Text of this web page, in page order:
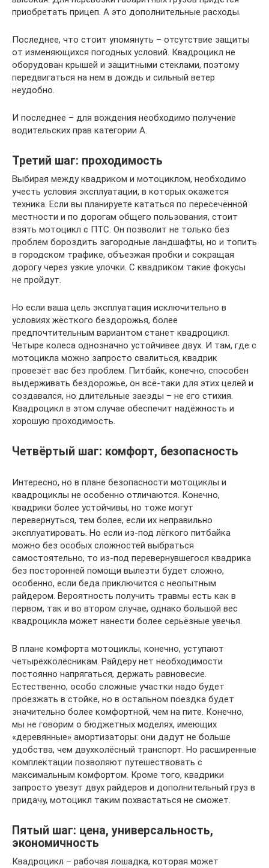
приобретать прицеп. А это дополнительные расходы.
Последнее, что стоит упомянуть – отсутствие защиты
от изменяющихся погодных условий. Квадроцикл не
оборудован крышей и защитными стеклами, поэтому
передвигаться на нем в дождь и сильный ветер
неудобно.
И последнее – для вождения необходимо получение
водительских прав категории А.
Третий шаг: проходимость
Выбирая между квадриком и мотоциклом, необходимо
учесть условия эксплуатации, в которых окажется
техника. Если вы планируете кататься по пересечённой
местности и по дорогам общего пользования, стоит
взять мотоцикл с ПТС. Он позволит не только без
проблем бороздить загородные ландшафты, но и топить
в городском трафике, объезжая пробки и сокращая
дорогу через узкие улочки. С квадриком такие фокусы
не пройдут.
Но если ваша цель эксплуатация исключительно в
условиях жёсткого бездорожья, более
предпочтительным вариантом станет квадроцикл.
Четыре колеса однозначно устойчивее двух. И там, где с
мотоцикла можно запросто свалиться, квадрик
провезёт вас без проблем. Питбайк, конечно, способен
выдерживать бездорожье, он всё-таки для этих целей и
создавался, но длительные заезды – не его стихия.
Квадроцикл в этом случае обеспечит надёжность и
хорошую проходимость.
Четвёртый шаг: комфорт, безопасность
Интересно, но в плане безопасности мотоциклы и
квадроциклы не особенно отличаются. Конечно,
квадрики более устойчивы, но тоже могут
перевернуться, тем более, если их неправильно
эксплуатировать. Но если из-под лёгкого питбайка
можно без особых сложностей выбраться
самостоятельно, то из-под перевернувшегося квадрика
без посторонней помощи вылезти будет сложно,
особенно, если беда приключится с неопытным
райдером. Вероятность получить травмы есть как в
первом, так и во втором случае, однако большой вес
квадроцикла может нанести более серьёзные увечья.
В плане комфорта мотоциклы, конечно, уступают
четырёхколёсникам. Райдеру нет необходимости
постоянно напрягаться, держать равновесие.
Естественно, особо сложные участки надо будет
проезжать в стойке, но в остальном поездка будет
значительно более комфортной, чем на пите. Конечно,
мы не говорим о бюджетных моделях, имеющих
«деревянные» амортизаторы: они дадут не больше
удобства, чем двухколёсный транспорт. Но расширенные
комплектации позволяют путешествовать с
максимальным комфортом. Кроме того, квадрики
запросто увезут двух райдеров и дополнительный груз в
придачу, мотоцикл таким похвастаться не сможет.
Пятый шаг: цена, универсальность,
экономичность
Квадроцикл – рабочая лошадка, которая может